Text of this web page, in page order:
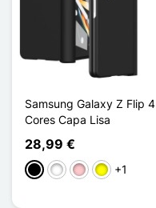
Samsung Galaxy Z Flip 4
Cores Capa Lisa
28,99 €
PretoBrancoRosaAmarelo
+1